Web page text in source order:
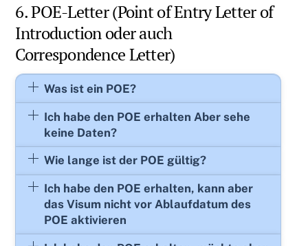
6. POE-Letter (Point of Entry Letter of
Introduction oder auch
Correspondence Letter)
Was ist ein POE?
Ich habe den POE erhalten Aber sehe
keine Daten?
Wie lange ist der POE gültig?
Ich habe den POE erhalten, kann aber
das Visum nicht vor Ablaufdatum des
POE aktivieren